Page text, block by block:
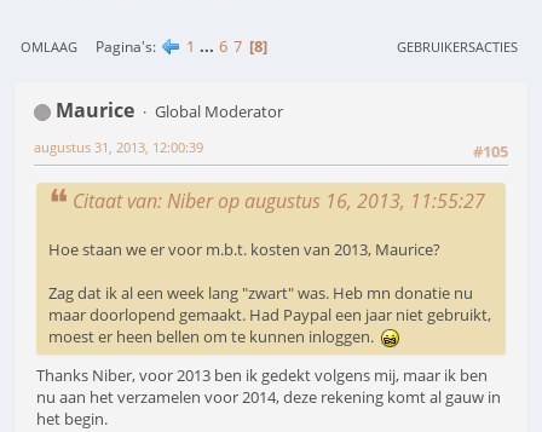
OMLAAG Pagina's 1 ... 6 7 8 GEBRUIKERSACTIES
Maurice
Global Moderator
#105
augustus 31, 2013, 12:00:39
Citaat van: Niber op augustus 16, 2013, 11:55:27
Hoe staan we er voor m.b.t. kosten van 2013, Maurice?
Zag dat ik al een week lang "zwart" was. Heb mn donatie nu
maar doorlopend gemaakt. Had Paypal een jaar niet gebruikt,
moest er heen bellen om te kunnen inloggen.
Thanks Niber, voor 2013 ben ik gedekt volgens mij, maar ik ben
nu aan het verzamelen voor 2014, deze rekening komt al gauw in
het begin.